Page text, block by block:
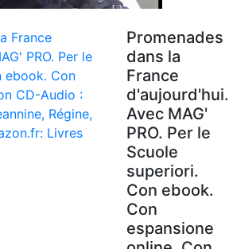
Promenades
dans la
France
d'aujourd'hui.
Avec MAG'
PRO. Per le
Scuole
superiori.
Con ebook.
Con
espansione